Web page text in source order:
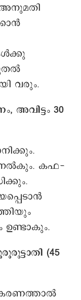
അനുമതി
വരും.
അവിട്ടം 30
നല്‍കും. കഫ-
(45